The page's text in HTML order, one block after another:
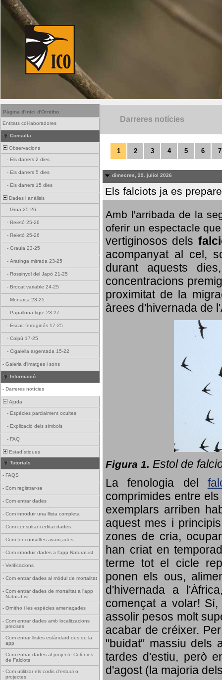
Pàgina d'inici d'Ornitho
Entitats col·laboradores
Consulta
Observacions
- Els darrers 2 dies
- Els darrers 5 dies
- Els darrers 15 dies
Dades i anàlisis
- Grua 25-26
- Reietó 25-26
- Reietó 25-26
- Graula 23-25
- Aratinga mitrada 23-25
- Rossinyol del Japó 21-25
- Brocat variable 24-25
- Monarca 23-25
- Papallona tigre 23-27
- Escac ferruginós 17-25
- Coipú 17-25
- Cigalella argentada 15-22
- Galeria d'imatges i sons
Informació
- Darreres notícies
Ajuda
- Espècies parcialment ocultes
- Explicació dels símbols
- FAQ
Estadístiques
Tutorials
- FAQS
- Com registrar-se
- Com entrar dades
- Com introduir una llista completa
- Com consultar i editar dades
- Com fer consultes avançades
- Com introduir dades a l'app NaturaList
- Verificacions
- Com entrar dades al mòdul de mortalitat
- Com entrar dades de mortalitat a l'app
NaturaList
- Ornitho i les espècies amenaçades
- Com entrar dades amb localitzacions
precises
- Com entrar llistes estàndard des de la
app
- Com entrar dades al projecte Colònies
de Falciots
- Com utilitzar els codis d'estudi o
projectes
Darreres notícies
1 2 3 4 5 6 7
dimecres, 29. juliol 2026
Els falciots ja es
Amb l'arribada de la
oferir un espectacle
vertiginosos dels
acompanyat al cel,
durant aquests
concentracions
proximitat de la
àrees d'hivernada de
Figura 1. Estol de
La fenologia del
comprimides entre
exemplars arriben
aquest mes i
zones de cria,
han criat en
terme tot el cicle
ponen els ous,
d'hivernada a
començat a volar!
assolir pesos molt
acabar de créixer.
"buidat" massiu dels
tardes d'estiu, però
d'agost (la majoria